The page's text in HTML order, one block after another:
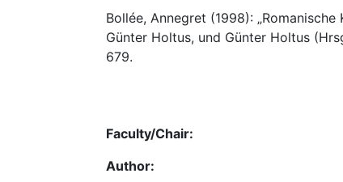
Bollée, Annegret (1998):
Günter Holtus, und Günter Holtus
679.
Faculty/Chair:
Author: